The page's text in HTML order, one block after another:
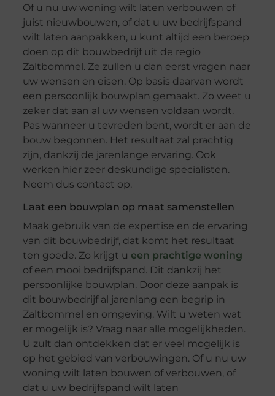
Of u nu uw woning wilt laten verbouwen of
juist nieuwbouwen, of dat u uw bedrijfspand
wilt laten aanpakken, u kunt altijd een beroep
doen op dit bouwbedrijf uit de regio
Zaltbommel. Ze zullen u dan eerst vragen naar
uw wensen en eisen. Op basis daarvan wordt
een persoonlijk bouwplan gemaakt. Zo weet u
zeker dat aan al uw wensen voldaan wordt.
Pas wanneer u tevreden bent, wordt er aan de
bouw begonnen. Het resultaat zal prachtig
zijn, dankzij de jarenlange ervaring. Ook
werken hier zeer deskundige specialisten.
Neem dus contact op.
Laat een bouwplan op maat samenstellen
Maak gebruik van de expertise en de ervaring
van dit bouwbedrijf, dat komt het resultaat
ten goede. Zo krijgt u een prachtige woning
of een mooi bedrijfspand. Dit dankzij het
persoonlijke bouwplan. Door deze aanpak is
dit bouwbedrijf al jarenlang een begrip in
Zaltbommel en omgeving. Wilt u weten wat
er mogelijk is? Vraag naar alle mogelijkheden.
U zult dan ontdekken dat er veel mogelijk is
op het gebied van verbouwingen. Of u nu uw
woning wilt laten bouwen of verbouwen, of
dat u uw bedrijfspand wilt laten